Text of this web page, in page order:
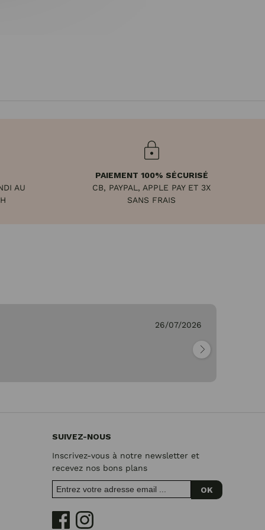
AU
PAIEMENT 100% SÉCURISÉ
CB, PAYPAL, APPLE PAY ET 3X
SANS FRAIS
26/07/2026
SUIVEZ-NOUS
Inscrivez-vous à notre newsletter et
recevez nos bons plans
OK